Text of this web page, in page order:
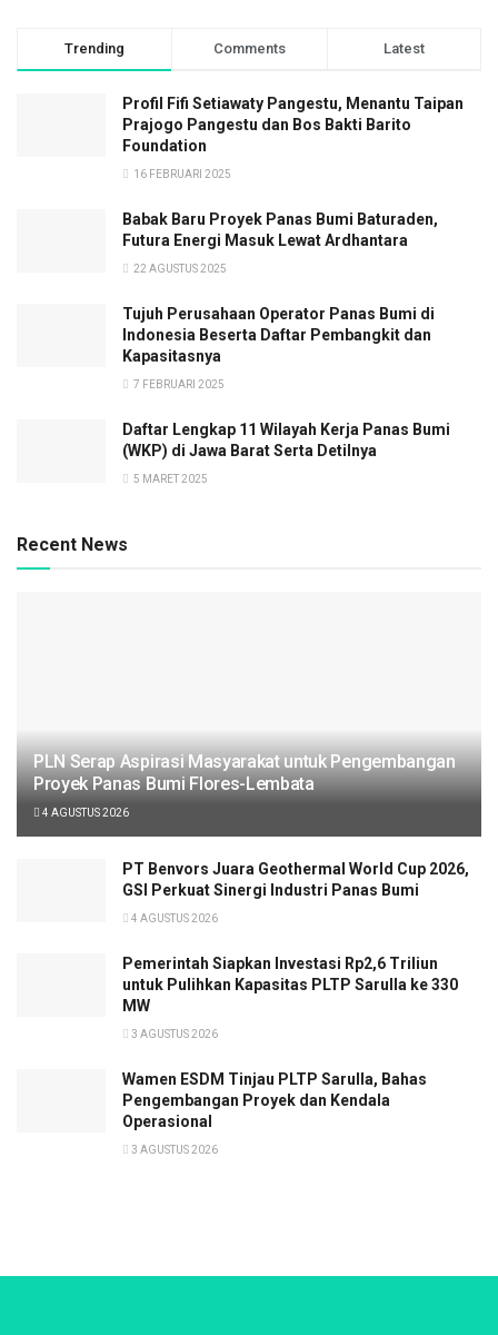
Trending Comments Latest
Profil Fifi Setiawaty Pangestu, Menantu Taipan
Prajogo Pangestu dan Bos Bakti Barito
Foundation
16 FEBRUARI 2025
Babak Baru Proyek Panas Bumi Baturaden,
Futura Energi Masuk Lewat Ardhantara
22 AGUSTUS 2025
Tujuh Perusahaan Operator Panas Bumi di
Indonesia Beserta Daftar Pembangkit dan
Kapasitasnya
7 FEBRUARI 2025
Daftar Lengkap 11 Wilayah Kerja Panas Bumi
(WKP) di Jawa Barat Serta Detilnya
5 MARET 2025
Recent News
PLN Serap Aspirasi Masyarakat untuk Pengembangan
Proyek Panas Bumi Flores-Lembata
4 AGUSTUS 2026
PT Benvors Juara Geothermal World Cup 2026,
GSI Perkuat Sinergi Industri Panas Bumi
4 AGUSTUS 2026
Pemerintah Siapkan Investasi Rp2,6 Triliun
untuk Pulihkan Kapasitas PLTP Sarulla ke 330
MW
3 AGUSTUS 2026
Wamen ESDM Tinjau PLTP Sarulla, Bahas
Pengembangan Proyek dan Kendala
Operasional
3 AGUSTUS 2026